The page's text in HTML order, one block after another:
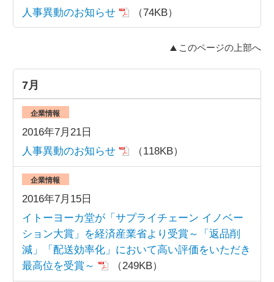
人事異動のお知らせ （74KB）
このページの上部へ
7月
2016年7月21日
企業情報
人事異動のお知らせ （118KB）
2016年7月15日
企業情報
イトーヨーカ堂が「サプライチェーン イノベー
ション大賞」を経済産業省より受賞～「返品削
減」「配送効率化」において高い評価をいただき
最高位を受賞～
（249KB）